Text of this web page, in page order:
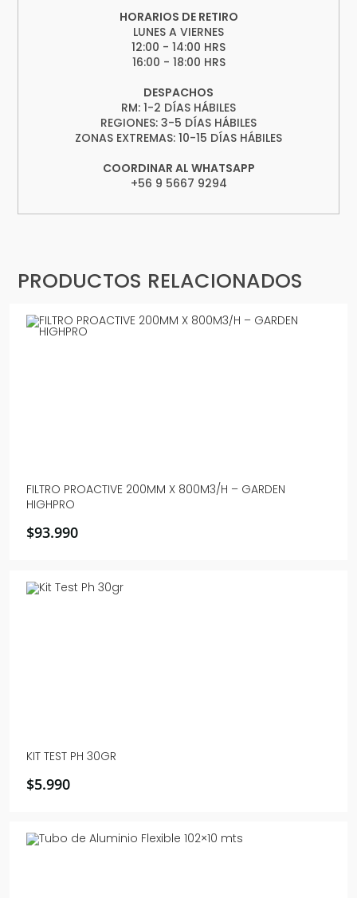
HORARIOS DE RETIRO
LUNES A VIERNES
12:00 - 14:00 HRS
16:00 - 18:00 HRS
DESPACHOS
RM: 1-2 DÍAS HÁBILES
REGIONES: 3-5 DÍAS HÁBILES
ZONAS EXTREMAS: 10-15 DÍAS HÁBILES
COORDINAR AL WHATSAPP
+56 9 5667 9294
PRODUCTOS RELACIONADOS
FILTRO PROACTIVE 200MM X 800M3/H – GARDEN
HIGHPRO
$93.990
KIT TEST PH 30GR
$5.990